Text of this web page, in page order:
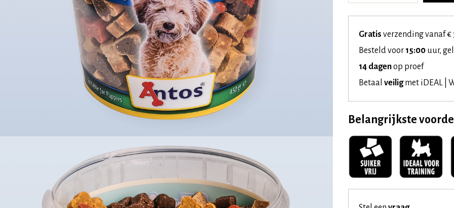
Gratis verzending vanaf €
Besteld voor 15:00 uur,
14 dagenop proef
Betaal veiligmet iDEAL |
Belangrijkste